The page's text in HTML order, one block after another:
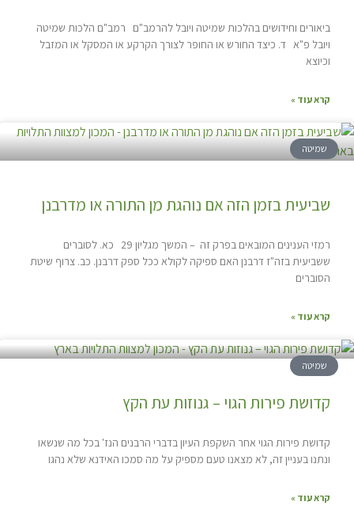
ביאורים וחידושים בהלכות שמיטה ויובל להרמב"ם רמב"ם הלכות שמיטה
ויובל פ"א ד. כיצד החורש או החופר לצורך הקרקע או המסקל או המזבל
וכיוצא
קרא עוד »
שמיטה
שביעית בזמן הזה אם נוהגת מן התורה או מדרבנן
רמזי הענינים המובאים בפרק זה – המשך מגליון 29 כא. לסוברים
ששביעית בזה"ז דרבנן האם ספיקה לקולא ככל ספק דרבנן. כב. צרוף שיטת
הסוברים
קרא עוד »
שמיטה
קדושת פירות הגוי – גנוזות עת הקץ
קדושת פירות הגוי אחר השקפת העיון בדברי הרבנים הנז' בכל מה שנשאו
ונתנו בעניין זה, לא מצאנו טעם מספיק על מה סמכו האידנא שלא נהגו
קרא עוד »